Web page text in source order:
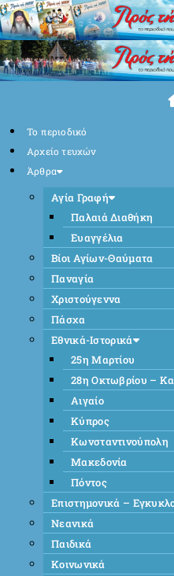
Skip
to
content
Το περιοδικό
Αρχείο τευχών
Άρθρα
Αγία Γραφή
Παλαιά Διαθήκη
Ευαγγέλια
Βίοι Αγίων-Θαύματα
Παναγία
Χριστούγεννα
Πάσχα
Εθνικά-Ιστορικά
25η Μαρτίου
28η Οκτωβρίου –
Αιγαίο
Κύπρος
Κωνσταντινούπολη
Μακεδονία
Πόντος
Επιστημονικά –
Νεανικά
Παιδικά
Κοινωνικά